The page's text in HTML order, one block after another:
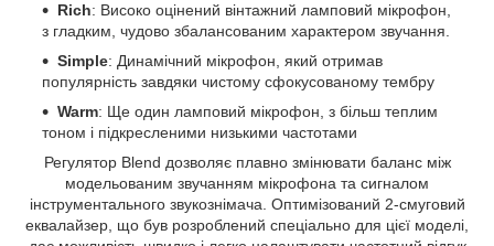
Rich: Високо оцінений вінтажний ламповий мікрофон,
з гладким, чудово збалансованим характером звучання.
Simple: Динамічний мікрофон, який отримав
популярність завдяки чистому сфокусованому тембру
Warm: Ще один ламповий мікрофон, з більш теплим
тоном і підкресленими низькими частотами
Регулятор Blend дозволяє плавно змінювати баланс між
модельованим звучанням мікрофона та сигналом
інструментального звукознімача. Оптимізований 2-смуговий
еквалайзер, що був розроблений спеціально для цієї моделі,